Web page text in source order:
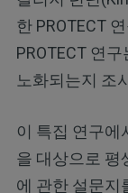
한 PROTECT
PROTECT 연
노화되는지 조
이 특집 연구에
을 대상으로 평
에 관한 설문지